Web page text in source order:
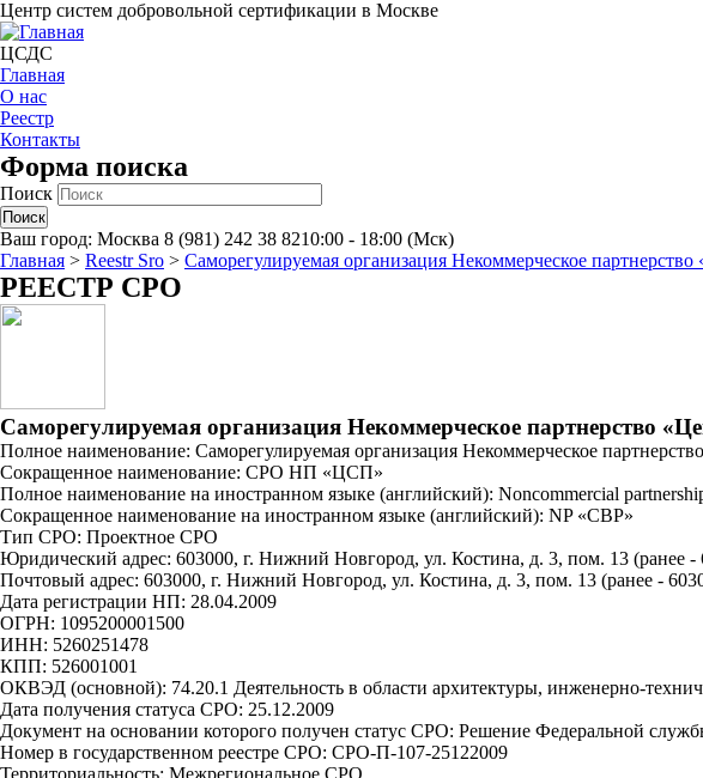
Центр систем добровольной сертификации в Москве
ЦСДС
Главная
О нас
Реестр
Контакты
Форма поиска
Поиск
Ваш город: Москва 8 (981) 242 38 8210:00 - 18:00 (Мск)
Главная > Reestr Sro > Саморегулируемая организация Некоммерческое
РЕЕСТР СРО
Саморегулируемая организация Некоммерческое партнерство
Полное наименование: Саморегулируемая организация Некоммерческое
Сокращенное наименование: СРО НП «ЦСП»
Полное наименование на иностранном языке (английский): Noncommercial
Сокращенное наименование на иностранном языке (английский): NP «CBP»
Тип СРО: Проектное СРО
Юридический адрес: 603000, г. Нижний Новгород, ул. Костина, д. 3, пом. 13
Почтовый адрес: 603000, г. Нижний Новгород, ул. Костина, д. 3, пом. 13 (ранее -
Дата регистрации НП: 28.04.2009
ОГРН: 1095200001500
ИНН: 5260251478
КПП: 526001001
ОКВЭД (основной): 74.20.1 Деятельность в области архитектуры, инженерно-
Дата получения статуса СРО: 25.12.2009
Документ на основании которого получен статус СРО: Решение Федеральной
Номер в государственном реестре СРО: СРО-П-107-25122009
Территориальность: Межрегиональное СРО